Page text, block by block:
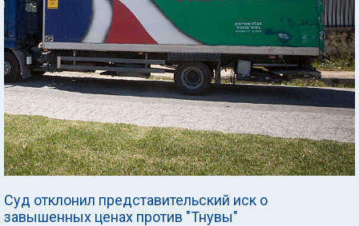
Суд отклонил представительский иск о
завышенных ценах против "Тнувы"